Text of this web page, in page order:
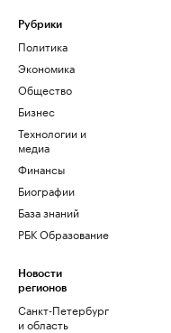
Рубрики
Политика
Экономика
Общество
Бизнес
Технологии и
медиа
Финансы
Биографии
База знаний
РБК Образование
Новости
регионов
Санкт-Петербург
и область